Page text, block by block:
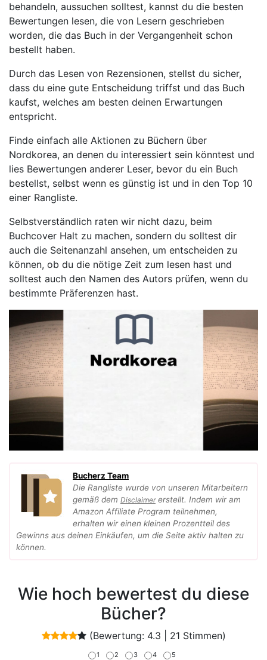
behandeln, aussuchen solltest, kannst du die besten
Bewertungen lesen, die von Lesern geschrieben
worden, die das Buch in der Vergangenheit schon
bestellt haben.
Durch das Lesen von Rezensionen, stellst du sicher,
dass du eine gute Entscheidung triffst und das Buch
kaufst, welches am besten deinen Erwartungen
entspricht.
Finde einfach alle Aktionen zu Büchern über
Nordkorea, an denen du interessiert sein könntest und
lies Bewertungen anderer Leser, bevor du ein Buch
bestellst, selbst wenn es günstig ist und in den Top 10
einer Rangliste.
Selbstverständlich raten wir nicht dazu, beim
Buchcover Halt zu machen, sondern du solltest dir
auch die Seitenanzahl ansehen, um entscheiden zu
können, ob du die nötige Zeit zum lesen hast und
solltest auch den Namen des Autors prüfen, wenn du
bestimmte Präferenzen hast.
Bucherz Team
Die Rangliste wurde von unseren Mitarbeitern
gemäß dem Disclaimererstellt. Indem wir am
Amazon Affiliate Program teilnehmen,
erhalten wir einen kleinen Prozentteil des
Gewinns aus deinen Einkäufen, um die Seite aktiv halten zu
können.
Wie hoch bewertest du diese
Bücher?
(Bewertung: 4.3 21 Stimmen)
1 2 3 4 5